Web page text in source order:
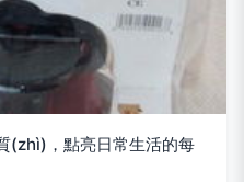
(zhì)，點亮日常生活的每